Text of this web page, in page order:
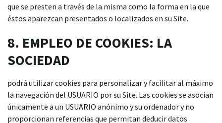
que se presten a través de la misma como la forma en la que
éstos aparezcan presentados o localizados en su Site.
8. EMPLEO DE COOKIES: LA
SOCIEDAD
podrá utilizar cookies para personalizar y facilitar al máximo
la navegación del USUARIO por su Site. Las cookies se asocian
únicamente a un USUARIO anónimo y su ordenador y no
proporcionan referencias que permitan deducir datos